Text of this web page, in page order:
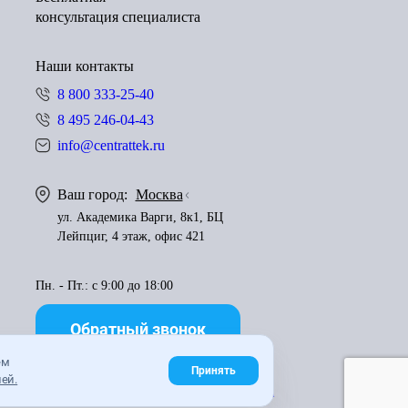
Принять
консультация специалиста
Наши контакты
8 800 333-25-40
8 495 246-04-43
info@centrattek.ru
Ваш город: Москва
ул. Академика Варги, 8к1, БЦ
Лейпциг, 4 этаж, офис 421
Пн. - Пт.: с 9:00 до 18:00
Обратный звонок
Карта сайта